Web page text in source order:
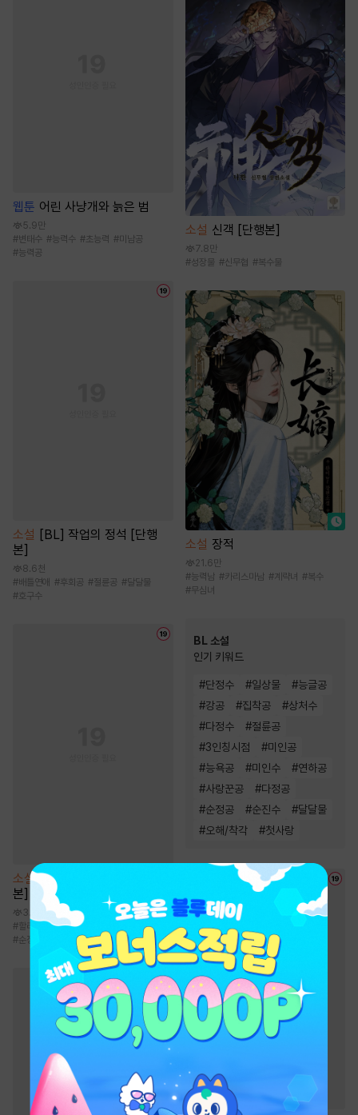
웹툰 어린 사냥개와 늙은 범
5.9만
#변태수 #능력수 #초능력 #미남공
#능력공
소설
[BL] 작업의 정석 [단행
본]
8.6천
#배틀연애 #후회공 #절륜공 #달달물
#호구수
소설 [BL] 언페어 헤이터 [단행
본]
3.5만
# 할리킹 #후회공 #
상처수
#순정수
소설 신객 [단행본]
7.8만
#성장물 #신무협 #복수물
소설 장적
21.6만
#능력남 #카리스마남 #계략녀 #복수
#무심녀
BL 소설
인기 키워드
#단정수 #일상물 #능글공
#강공 #집착공 #상처수
#다정수 #절륜공
#3인칭시점 #미인공
#능욕공 #미인수 #연하공
#사랑꾼공 #다정공
#순정공 #순진수 #달달물
#오해/착각 #첫사랑